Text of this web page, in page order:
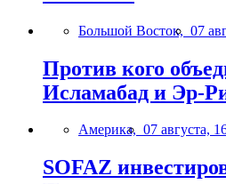
Большой Восток, 07
Против кого
Исламабад и Эр-
Америка, 07 августа,
SOFAZ